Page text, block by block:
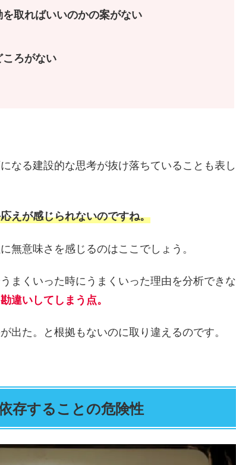
取ればいいのかの案がない
ろがない
なる建設的な思考が抜け落ちていることも表し
えが感じられないのですね。
無意味さを感じるのはここでしょう。
まくいった時にうまくいった理由を分析できな
違いしてしまう点。
出た。と根拠もないのに取り違えるのです。
存することの危険性